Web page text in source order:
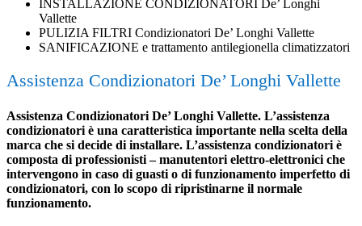
INSTALLAZIONE CONDIZIONATORI De’ Longhi
Vallette
PULIZIA FILTRI Condizionatori De’ Longhi Vallette
SANIFICAZIONE e trattamento antilegionella climatizzatori
Assistenza Condizionatori De’ Longhi Vallette
Assistenza Condizionatori De’ Longhi Vallette. L’assistenza
condizionatori è una caratteristica importante nella scelta della
marca che si decide di installare. L’assistenza condizionatori è
composta di professionisti – manutentori elettro-elettronici che
intervengono in caso di guasti o di funzionamento imperfetto di
condizionatori, con lo scopo di ripristinarne il normale
funzionamento.